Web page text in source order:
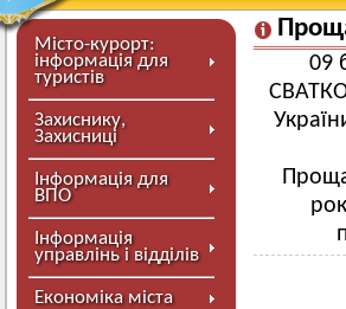
Місто-курорт:
інформація для
туристів
Захиснику,
Захисниці
Інформація для
ВПО
Інформація
управлінь і відділів
Економіка міста
09